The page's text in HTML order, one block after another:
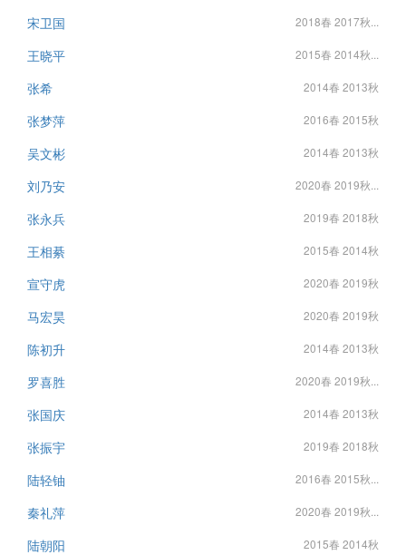
宋卫国 2018春 2017秋...
王晓平 2015春 2014秋...
张希 2014春 2013秋
张梦萍 2016春 2015秋
吴文彬 2014春 2013秋
刘乃安 2020春 2019秋...
张永兵 2019春 2018秋
王相綦 2015春 2014秋
宣守虎 2020春 2019秋
马宏昊 2020春 2019秋
陈初升 2014春 2013秋
罗喜胜 2020春 2019秋...
张国庆 2014春 2013秋
张振宇 2019春 2018秋
陆轻铀 2016春 2015秋...
秦礼萍 2020春 2019秋...
陆朝阳 2015春 2014秋